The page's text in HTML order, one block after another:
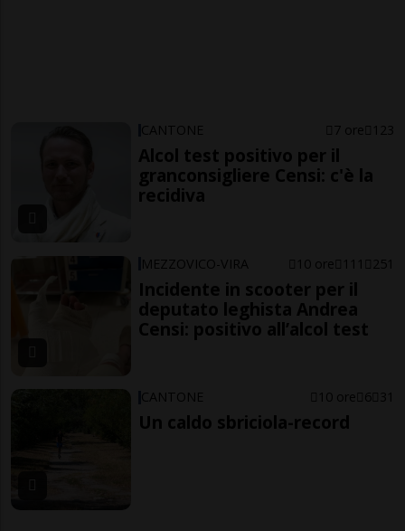
CANTONE 7 ore 123
Alcol test positivo per il
granconsigliere Censi: c'è la
recidiva
MEZZOVICO-VIRA 10 ore 111 251
Incidente in scooter per il
deputato leghista Andrea
Censi: positivo all’alcol test
CANTONE 10 ore 6 31
Un caldo sbriciola-record